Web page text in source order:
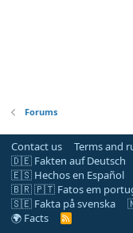
Forums
Contact us Terms and
🇩🇪 Fakten auf Deutsch
🇪🇸 Hechos en Español
🇧🇷 🇵🇹 Fatos em
🇸🇪 Fakta på svenska
🌍 Facts
R